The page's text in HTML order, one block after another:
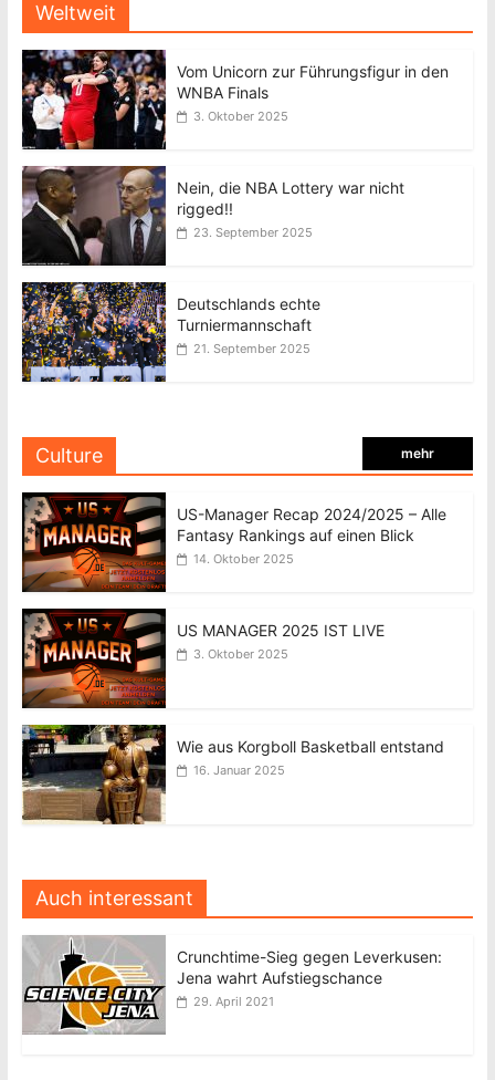
Weltweit
Vom Unicorn zur Führungsfigur in den
WNBA Finals
3. Oktober 2025
Nein, die NBA Lottery war nicht
rigged!!
23. September 2025
Deutschlands echte
Turniermannschaft
21. September 2025
Culture mehr
US-Manager Recap 2024/2025 – Alle
Fantasy Rankings auf einen Blick
14. Oktober 2025
US MANAGER 2025 IST LIVE
3. Oktober 2025
Wie aus Korgboll Basketball entstand
16. Januar 2025
Auch interessant
Crunchtime-Sieg gegen Leverkusen:
Jena wahrt Aufstiegschance
29. April 2021